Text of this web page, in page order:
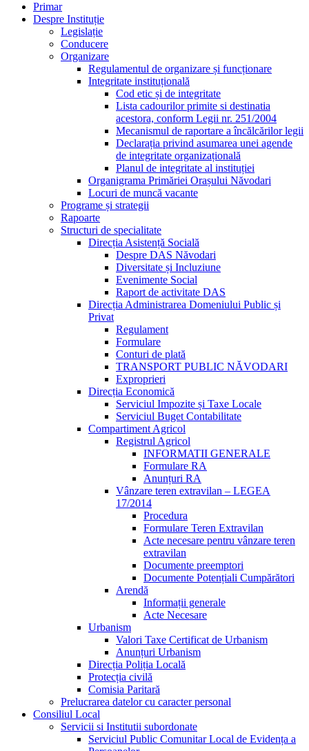
Primar
Despre Instituție
Legislație
Conducere
Organizare
Regulamentul de organizare și funcționare
Integritate instituțională
Cod etic și de integritate
Lista cadourilor primite si destinatia
acestora, conform Legii nr. 251/2004
Mecanismul de raportare a încălcărilor legii
Declarația privind asumarea unei agende
de integritate organizațională
Planul de integritate al instituției
Organigrama Primăriei Orașului Năvodari
Locuri de muncă vacante
Programe și strategii
Rapoarte
Structuri de specialitate
Direcția Asistență Socială
Despre DAS Năvodari
Diversitate și Incluziune
Evenimente Social
Raport de activitate DAS
Direcția Administrarea Domeniului Public și
Privat
Regulament
Formulare
Conturi de plată
TRANSPORT PUBLIC NĂVODARI
Exproprieri
Direcția Economică
Serviciul Impozite și Taxe Locale
Serviciul Buget Contabilitate
Compartiment Agricol
Registrul Agricol
INFORMATII GENERALE
Formulare RA
Anunțuri RA
Vânzare teren extravilan – LEGEA
17/2014
Procedura
Formulare Teren Extravilan
Acte necesare pentru vânzare teren
extravilan
Documente preemptori
Documente Potențiali Cumpărători
Arendă
Informații generale
Acte Necesare
Urbanism
Valori Taxe Certificat de Urbanism
Anunțuri Urbanism
Direcția Poliția Locală
Protecția civilă
Comisia Paritară
Prelucrarea datelor cu caracter personal
Consiliul Local
Servicii si Institutii subordonate
Serviciul Public Comunitar Local de Evidența a